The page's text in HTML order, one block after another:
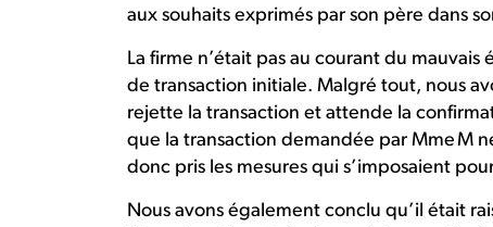
aux souhaits exprimés par son père dans
La firme n’était pas au courant du
de transaction initiale. Malgré tout, nous
rejette la transaction et attende la
que la transaction demandée par Mme M
donc pris les mesures qui s’imposaient
Nous avons également conclu qu’il était